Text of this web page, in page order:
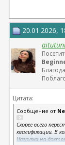
Расширенная
липофилинг
22.04.2026
20.01.2026,
Цитата:
Сообщение от
Скорее всего
квалификации. В
Нагрузка на